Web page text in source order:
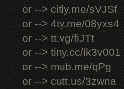
or --> citly.me/sVJSf
or --> 4ty.me/08yxs4
or --> tt.vg/fiJTt
or --> tiny.cc/ik3v001
or --> mub.me/qPg
or --> cutt.us/3zwna